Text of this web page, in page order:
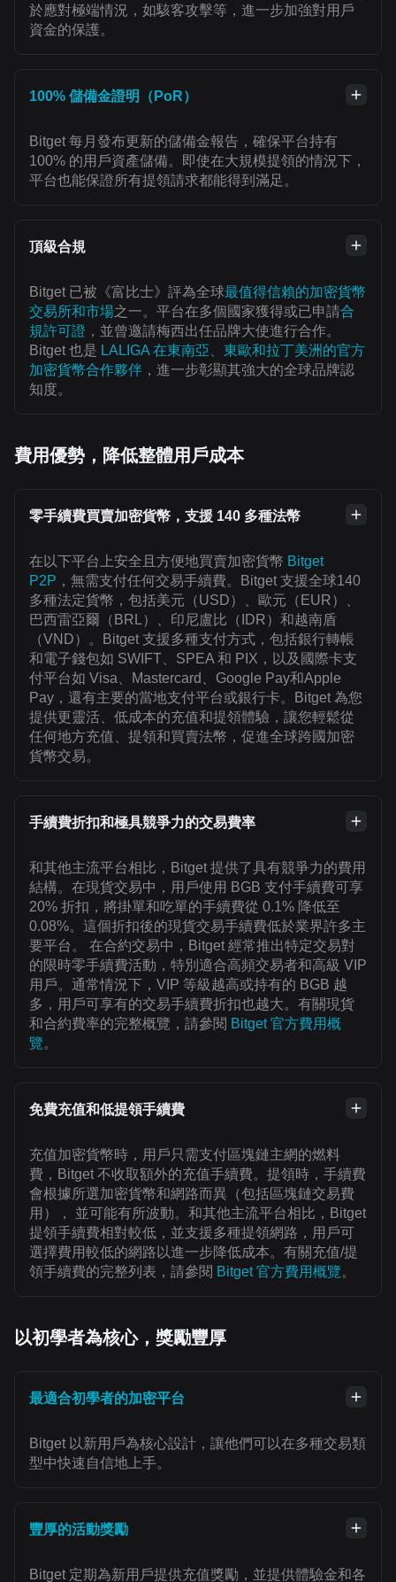
於應對極端情況，如駭客攻擊等，進一步加強對用戶
資金的保護。
100% 儲備金證明（PoR）
Bitget 每月發布更新的儲備金報告，確保平台持有
100% 的用戶資產儲備。即使在大規模提領的情況下，
平台也能保證所有提領請求都能得到滿足。
頂級合規
Bitget 已被《富比士》評為全球最值得信賴的加密貨幣
交易所和市場之一。平台在多個國家獲得或已申請合
規許可證 ，並曾邀請梅西出任品牌大使進行合作。
Bitget 也是 LALIGA 在東南亞、東歐和拉丁美洲的官方
加密貨幣合作夥伴 ，進一步彰顯其強大的全球品牌認
知度。
費用優勢，降低整體用戶成本
零手續費買賣加密貨幣，支援 140 多種法幣
在以下平台上安全且方便地買賣加密貨幣 Bitget
P2P ，無需支付任何交易手續費。Bitget 支援全球140
多種法定貨幣，包括美元（USD）、歐元（EUR）、
巴西雷亞爾（BRL）、印尼盧比（IDR）和越南盾
（VND）。Bitget 支援多種支付方式，包括銀行轉帳
和電子錢包如 SWIFT、SPEA 和 PIX，以及國際卡支
付平台如 Visa、Mastercard、Google Pay和Apple
Pay，還有主要的當地支付平台或銀行卡。Bitget 為您
提供更靈活、低成本的充值和提領體驗，讓您輕鬆從
任何地方充值、提領和買賣法幣，促進全球跨國加密
貨幣交易。
手續費折扣和極具競爭力的交易費率
和其他主流平台相比，Bitget 提供了具有競爭力的費用
結構。在現貨交易中，用戶使用 BGB 支付手續費可享
20% 折扣，將掛單和吃單的手續費從 0.1% 降低至
0.08%。這個折扣後的現貨交易手續費低於業界許多主
要平台。 在合約交易中，Bitget 經常推出特定交易對
的限時零手續費活動，特別適合高頻交易者和高級 VIP
用戶。通常情況下，VIP 等級越高或持有的 BGB 越
多，用戶可享有的交易手續費折扣也越大。有關現貨
和合約費率的完整概覽，請參閱 Bitget 官方費用概
覽。
免費充值和低提領手續費
充值加密貨幣時，用戶只需支付區塊鏈主網的燃料
費，Bitget 不收取額外的充值手續費。提領時，手續費
會根據所選加密貨幣和網路而異（包括區塊鏈交易費
用）， 並可能有所波動。和其他主流平台相比，Bitget
提領手續費相對較低，並支援多種提領網路，用戶可
選擇費用較低的網路以進一步降低成本。有關充值/提
領手續費的完整列表，請參閱 Bitget 官方費用概覽。
以初學者為核心，獎勵豐厚
最適合初學者的加密平台
Bitget 以新用戶為核心設計，讓他們可以在多種交易類
型中快速自信地上手。
豐厚的活動獎勵
Bitget 定期為新用戶提供充值獎勵，並提供體驗金和各